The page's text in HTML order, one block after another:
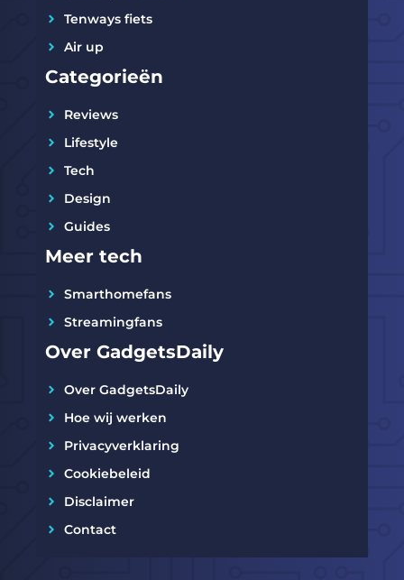
Tenways fiets
Air up
Categorieën
Reviews
Lifestyle
Tech
Design
Guides
Meer tech
Smarthomefans
Streamingfans
Over GadgetsDaily
Over GadgetsDaily
Hoe wij werken
Privacyverklaring
Cookiebeleid
Disclaimer
Contact